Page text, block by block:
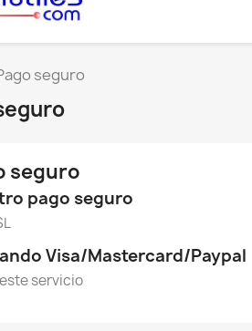
seguro
seguro
pago seguro
Visa/Mastercard/Paypal
servicio